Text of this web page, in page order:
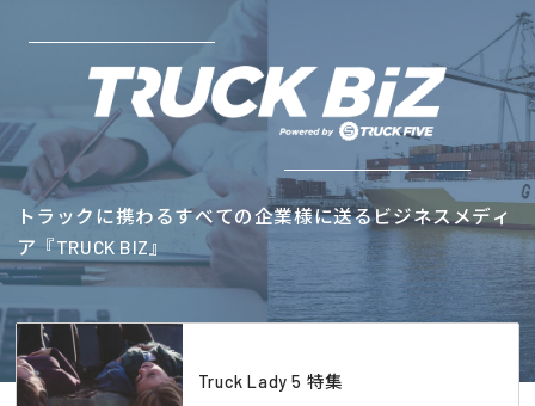
トラックに携わるすべての企業様に送るビジネスメディ
ア『TRUCK BIZ』
Truck Lady 5 特集